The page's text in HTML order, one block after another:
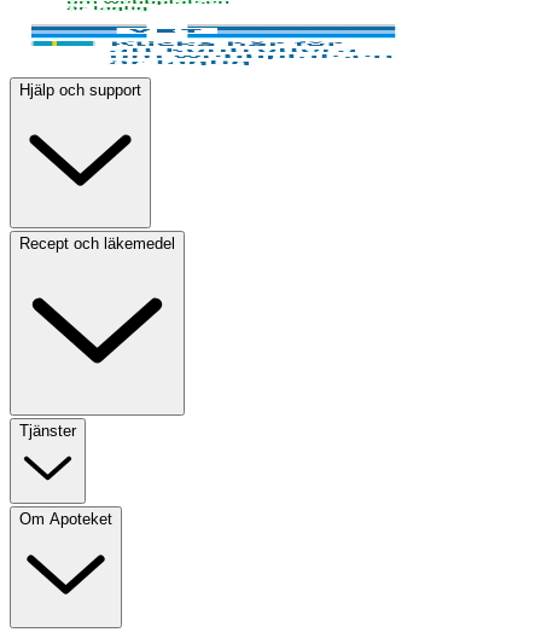
Hjälp och support
Recept och läkemedel
Tjänster
Om Apoteket